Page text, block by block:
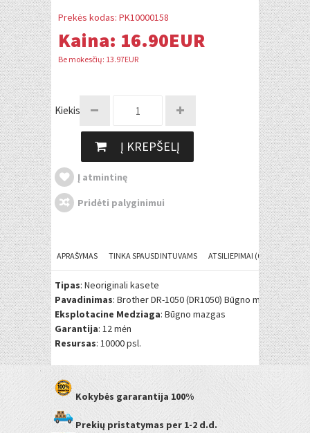
Prekės kodas: PK10000158
Kaina: 16.90EUR
Be mokesčių: 13.97EUR
Kiekis:
Į KREPŠELĮ
Į atmintinę
Pridėti palyginimui
APRAŠYMAS TINKA SPAUSDINTUVAMS ATSILIEPIMAI (0)
Tipas: Neoriginali kasete
Pavadinimas: Brother DR-1050 (DR1050) Būgno mazgas
Eksplotacine Medziaga: Būgno mazgas
Garantija: 12 mėn
Resursas: 10000 psl.
Kokybės gararantija 100%
Prekių pristatymas per 1-2 d.d.